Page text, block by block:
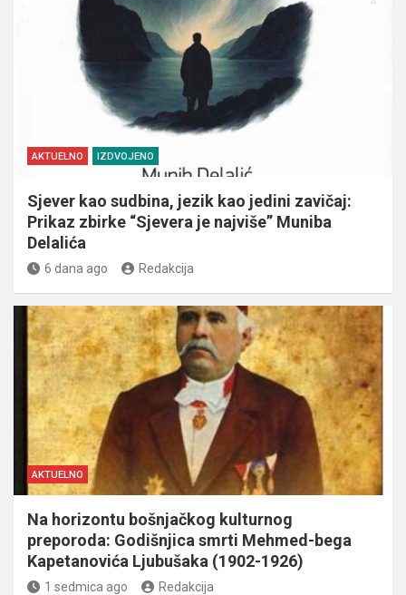
AKTUELNO IZDVOJENO
Sjever kao sudbina, jezik kao jedini zavičaj:
Prikaz zbirke “Sjevera je najviše” Muniba
Delalića
6 dana ago Redakcija
AKTUELNO
Na horizontu bošnjačkog kulturnog
preporoda: Godišnjica smrti Mehmed-bega
Kapetanovića Ljubušaka (1902-1926)
1 sedmica ago Redakcija